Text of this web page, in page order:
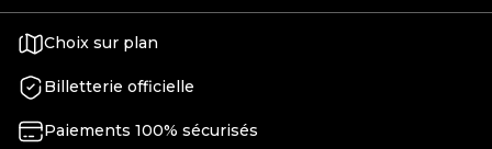
Choix sur plan
Billetterie officielle
Paiements 100% sécurisés